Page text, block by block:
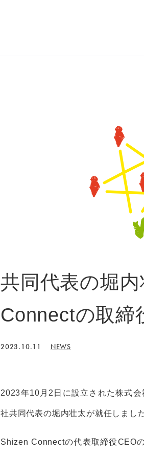
共同代表の堀
Connectの取締
2023.10.11 NEWS
2023年10月2日に設立された株式
社共同代表の堀内壮太が就任しました
Shizen Connectの代表取締役CEO